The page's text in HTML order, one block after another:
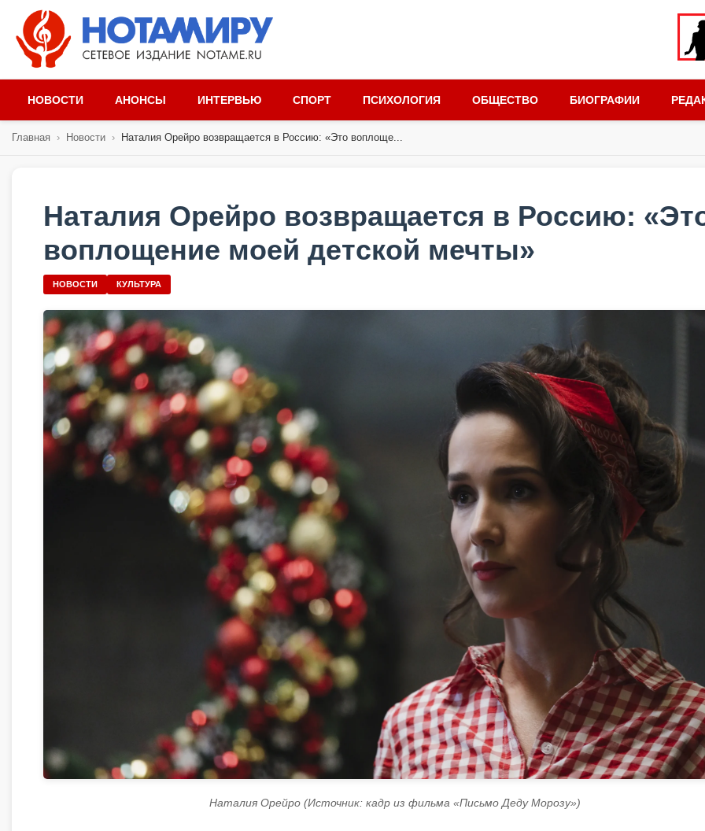
НОВОСТИ АНОНСЫ ИНТЕРВЬЮ СПОРТ ПСИХОЛОГИЯ ОБЩЕСТВО БИОГРАФИИ
Главная › Новости › Наталия Орейро возвращается в Россию: «Это воплоще...
Наталия Орейро возвращается в Россию:
воплощение моей детской мечты»
НОВОСТИ КУЛЬТУРА
Наталия Орейро (Источник: кадр из фильма «Письмо Деду Морозу»)